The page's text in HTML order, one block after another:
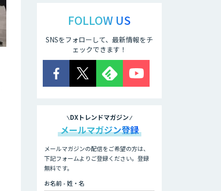
FOLLOW US
SNSをフォローして、最新情報をチ
ェックできます！
DXトレンドマガジン
メールマガジン登録
メールマガジンの配信をご希望の方は、
下記フォームよりご登録ください。登録
無料です。
お名前 - 姓・名